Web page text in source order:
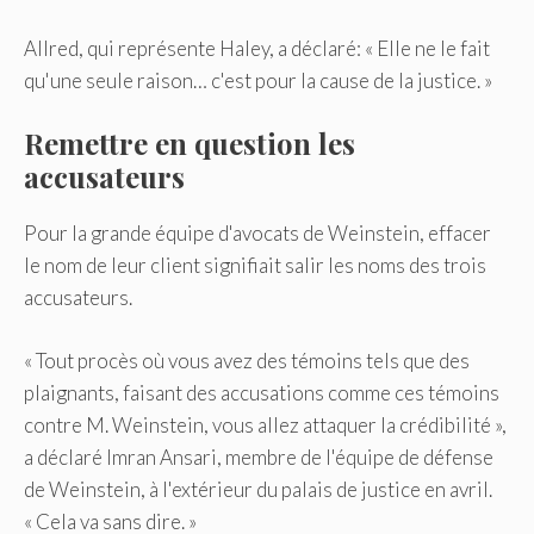
Allred, qui représente Haley, a déclaré: « Elle ne le fait
qu'une seule raison… c'est pour la cause de la justice. »
Remettre en question les
accusateurs
Pour la grande équipe d'avocats de Weinstein, effacer
le nom de leur client signifiait salir les noms des trois
accusateurs.
« Tout procès où vous avez des témoins tels que des
plaignants, faisant des accusations comme ces témoins
contre M. Weinstein, vous allez attaquer la crédibilité »,
a déclaré Imran Ansari, membre de l'équipe de défense
de Weinstein, à l'extérieur du palais de justice en avril.
« Cela va sans dire. »